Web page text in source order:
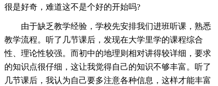
很是好奇，难道这不是个好的开始吗?
由于缺乏教学经验，学校先安排我们进班听课，熟悉
教学流程。听了几节课后，发现在大学里学的课程综合
性、理论性较强。而初中的地理则相对讲得较详细，要求
的知识点很仔细，这让我觉得自己的知识不够丰富。听了
几节课后，我认为自己要多注意各种信息，这样才能丰富